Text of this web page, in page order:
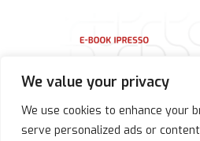
We value your privacy
We use cookies to enhance your
serve personalized ads or